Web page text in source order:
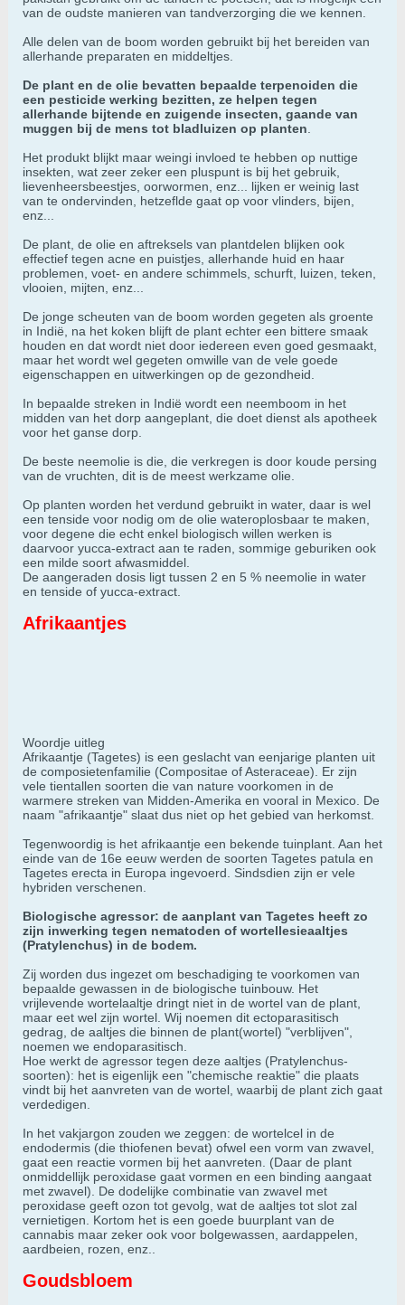
van de oudste manieren van tandverzorging die we kennen.
Alle delen van de boom worden gebruikt bij het bereiden van
allerhande preparaten en middeltjes.
De plant en de olie bevatten bepaalde terpenoiden die
een pesticide werking bezitten, ze helpen tegen
allerhande bijtende en zuigende insecten, gaande van
muggen bij de mens tot bladluizen op planten
Het produkt blijkt maar weingi invloed te hebben op nuttige
insekten, wat zeer zeker een pluspunt is bij het gebruik,
lievenheersbeestjes, oorwormen, enz... lijken er weinig last
van te ondervinden, hetzeflde gaat op voor vlinders, bijen,
enz...
De plant, de olie en aftreksels van plantdelen blijken ook
effectief tegen acne en puistjes, allerhande huid en haar
problemen, voet- en andere schimmels, schurft, luizen, teken,
vlooien, mijten, enz...
De jonge scheuten van de boom worden gegeten als groente
in Indië, na het koken blijft de plant echter een bittere smaak
houden en dat wordt niet door iedereen even goed gesmaakt,
maar het wordt wel gegeten omwille van de vele goede
eigenschappen en uitwerkingen op de gezondheid.
In bepaalde streken in Indië wordt een neemboom in het
midden van het dorp aangeplant, die doet dienst als apotheek
voor het ganse dorp.
De beste neemolie is die, die verkregen is door koude persing
van de vruchten, dit is de meest werkzame olie.
Op planten worden het verdund gebruikt in water, daar is wel
een tenside voor nodig om de olie wateroplosbaar te maken,
voor degene die echt enkel biologisch willen werken is
daarvoor yucca-extract aan te raden, sommige geburiken ook
een milde soort afwasmiddel.
De aangeraden dosis ligt tussen 2 en 5 % neemolie in water
en tenside of yucca-extract.
Afrikaantjes
Woordje uitleg
Afrikaantje (Tagetes) is een geslacht van eenjarige planten uit
de composietenfamilie (Compositae of Asteraceae). Er zijn
vele tientallen soorten die van nature voorkomen in de
warmere streken van Midden-Amerika en vooral in Mexico. De
naam "afrikaantje" slaat dus niet op het gebied van herkomst.
Tegenwoordig is het afrikaantje een bekende tuinplant. Aan het
einde van de 16e eeuw werden de soorten Tagetes patula en
Tagetes erecta in Europa ingevoerd. Sindsdien zijn er vele
hybriden verschenen.
Biologische agressor: de aanplant van Tagetes heeft zo
zijn inwerking tegen nematoden of wortellesieaaltjes
(Pratylenchus) in de bodem.
Zij worden dus ingezet om beschadiging te voorkomen van
bepaalde gewassen in de biologische tuinbouw. Het
vrijlevende wortelaaltje dringt niet in de wortel van de plant,
maar eet wel zijn wortel. Wij noemen dit ectoparasitisch
gedrag, de aaltjes die binnen de plant(wortel) "verblijven",
noemen we endoparasitisch.
Hoe werkt de agressor tegen deze aaltjes (Pratylenchus-
soorten): het is eigenlijk een "chemische reaktie" die plaats
vindt bij het aanvreten van de wortel, waarbij de plant zich gaat
verdedigen.
In het vakjargon zouden we zeggen: de wortelcel in de
endodermis (die thiofenen bevat) ofwel een vorm van zwavel,
gaat een reactie vormen bij het aanvreten. (Daar de plant
onmiddellijk peroxidase gaat vormen en een binding aangaat
met zwavel). De dodelijke combinatie van zwavel met
peroxidase geeft ozon tot gevolg, wat de aaltjes tot slot zal
vernietigen. Kortom het is een goede buurplant van de
cannabis maar zeker ook voor bolgewassen, aardappelen,
aardbeien, rozen, enz..
Goudsbloem